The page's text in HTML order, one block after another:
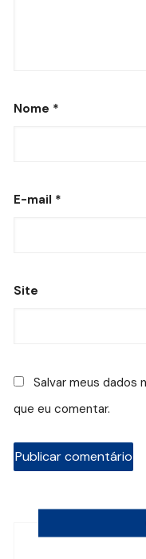
Nome *
E-mail *
Site
Salvar meus dados
que eu comentar.